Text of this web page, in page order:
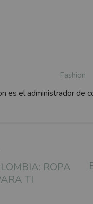
Fashion
es el administrador de
ROPA
TI